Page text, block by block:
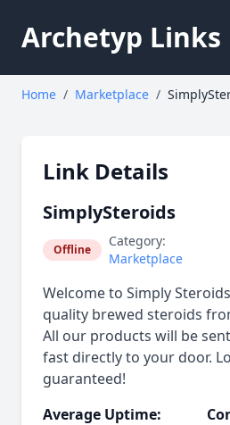
Archetyp Links
Home / Marketplace /
Link Details
SimplySteroids
Offline
Category:
Marketplace
Welcome to Simply
quality brewed steroids
All our products will be
fast directly to your door.
guaranteed!
Average Uptime: